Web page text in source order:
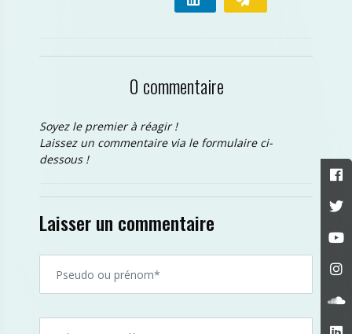
0 commentaire
Soyez le premier à réagir !
Laissez un commentaire via le formulaire ci-
dessous !
Laisser un commentaire